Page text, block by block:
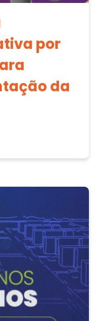
por
da